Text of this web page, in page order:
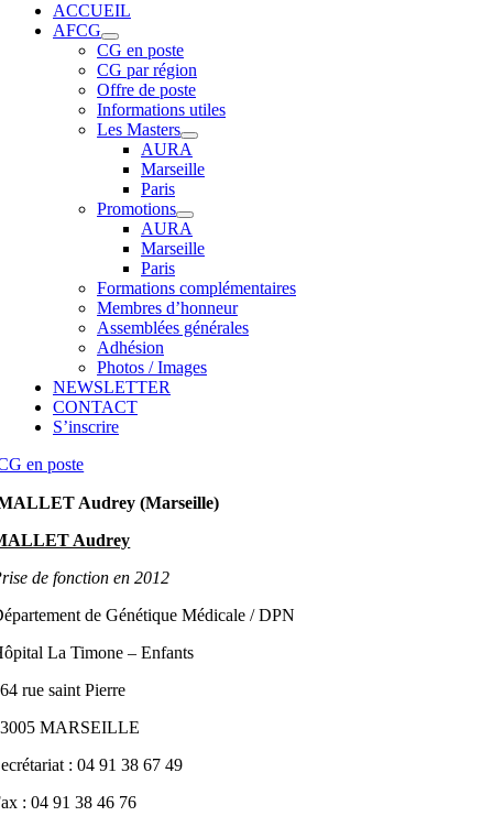
ACCUEIL
AFCG
CG en poste
CG par région
Offre de poste
Informations utiles
Les Masters
AURA
Marseille
Paris
Promotions
AURA
Marseille
Paris
Formations complémentaires
Membres d’honneur
Assemblées générales
Adhésion
Photos / Images
NEWSLETTER
CONTACT
S’inscrire
en poste
Audrey (Marseille)
Audrey
de fonction en 2012
de Génétique Médicale / DPN
La Timone – Enfants
rue saint Pierre
MARSEILLE
: 04 91 38 67 49
: 04 91 38 46 76